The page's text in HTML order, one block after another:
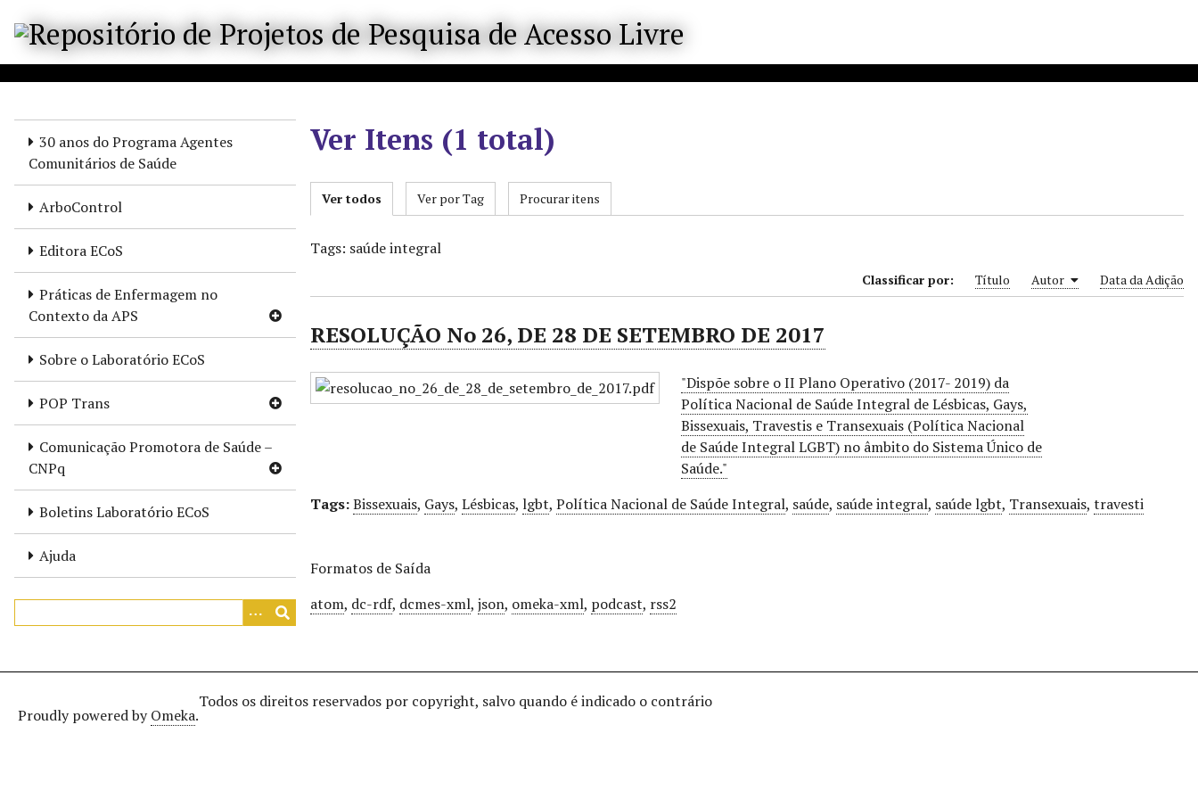
30 anos do Programa Agentes
Comunitários de Saúde
ArboControl
Editora ECoS
Práticas de Enfermagem no
Contexto da APS
Sobre o Laboratório ECoS
POP Trans
Comunicação Promotora de Saúde –
CNPq
Boletins Laboratório ECoS
Ajuda
Ver Itens (1 total)
Ver todos Ver por Tag Procurar itens
Tags: saúde integral
Classificar por: Título Autor Data da Adição
RESOLUÇÃO No 26, DE 28 DE SETEMBRO DE 2017
"Dispõe sobre o II Plano Operativo (2017- 2019) da
Política Nacional de Saúde Integral de Lésbicas, Gays,
Bissexuais, Travestis e Transexuais (Política Nacional
de Saúde Integral LGBT) no âmbito do Sistema Único de
Saúde."
Tags:Bissexuais, Gays,Lésbicas, lgbt,Política Nacional de Saúde Integral, saúde, saúde integral, saúde lgbt, Transexuais,travesti
Formatos de Saída
atom, dc-rdf, dcmes-xml,json, omeka-xml, podcast, rss2
Todos os direitos reservados por copyright, salvo quando é indicado o contrário
Proudly powered byOmeka.